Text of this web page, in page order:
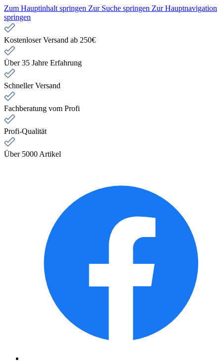
Zum Hauptinhalt springen Zur Suche springen Zur Hauptnavigation
springen
Kostenloser Versand ab 250€
Über 35 Jahre Erfahrung
Schneller Versand
Fachberatung vom Profi
Profi-Qualität
Über 5000 Artikel